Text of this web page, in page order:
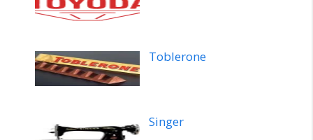
Toblerone
Singer